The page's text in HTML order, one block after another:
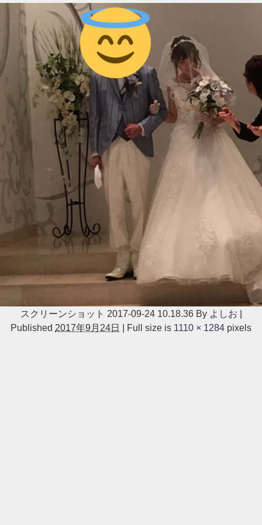
スクリーンショット 2017-09-24 10.18.36 By よしお
Published 2017年9月24日 Full size is 1110 × 1284 pixels